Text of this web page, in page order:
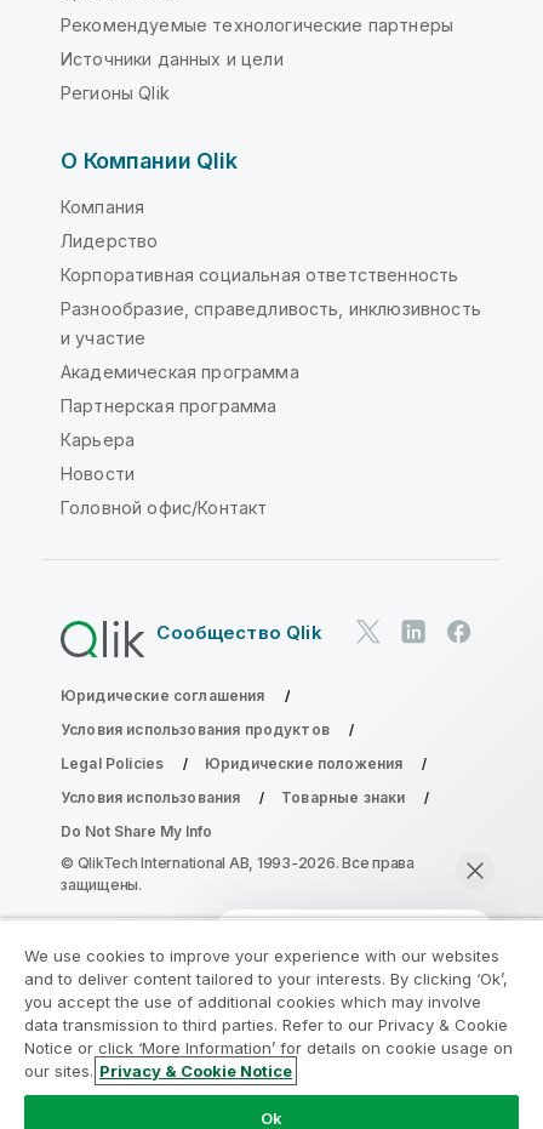
Рекомендуемые технологические партнеры
Источники данных и цели
Регионы Qlik
О Компании Qlik
Компания
Лидерство
Корпоративная социальная ответственность
Разнообразие, справедливость, инклюзивность
и участие
Академическая программа
Партнерская программа
Карьера
Новости
Головной офис/Контакт
Сообщество Qlik
Юридические соглашения
Условия использования продуктов
Legal Policies
Юридические положения
Условия использования
Товарные знаки
Do Not Share My Info
© QlikTech International AB, 1993-2026. Все права
защищены.
Присоединяйтесь к программе
модернизации аналитики
Модернизируйте ваши важные приложения QlikView
без ущерба с помощью программы модернизации
Щелкните здесьдля получения
We use cookies to improve your experience with our websites
and to deliver content tailored to your interests. By clicking ‘Ok’,
you accept the use of additional cookies which may involve
data transmission to third parties. Refer to our Privacy & Cookie
Notice or click ‘More Information’ for details on cookie usage on
our sites. Privacy & Cookie Notice
Ok